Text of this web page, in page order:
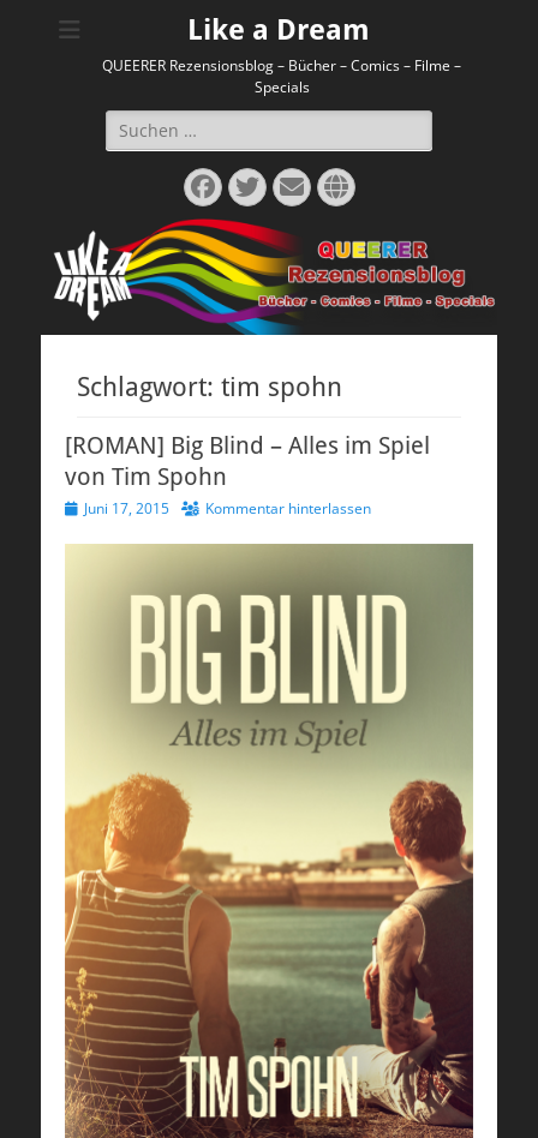
Like a Dream
QUEERER Rezensionsblog – Bücher – Comics – Filme –
Specials
Suchen
nach:
Facebook
Twitter
E-
Mail
Website
Schlagwort: tim spohn
[ROMAN] Big Blind – Alles im Spiel
von Tim Spohn
Veröffentlicht
Juni 17, 2015 Kommentar hinterlassen